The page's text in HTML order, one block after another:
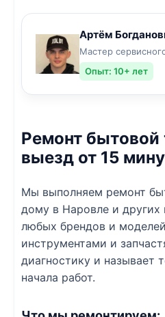
Артём
Мастер
Опыт: 10+ лет
Ремонт
выезд от 15
Мы выполняем ремонт
дому в Наровле и других
любых брендов и
инструментами и
диагностику и называет
начала работ.